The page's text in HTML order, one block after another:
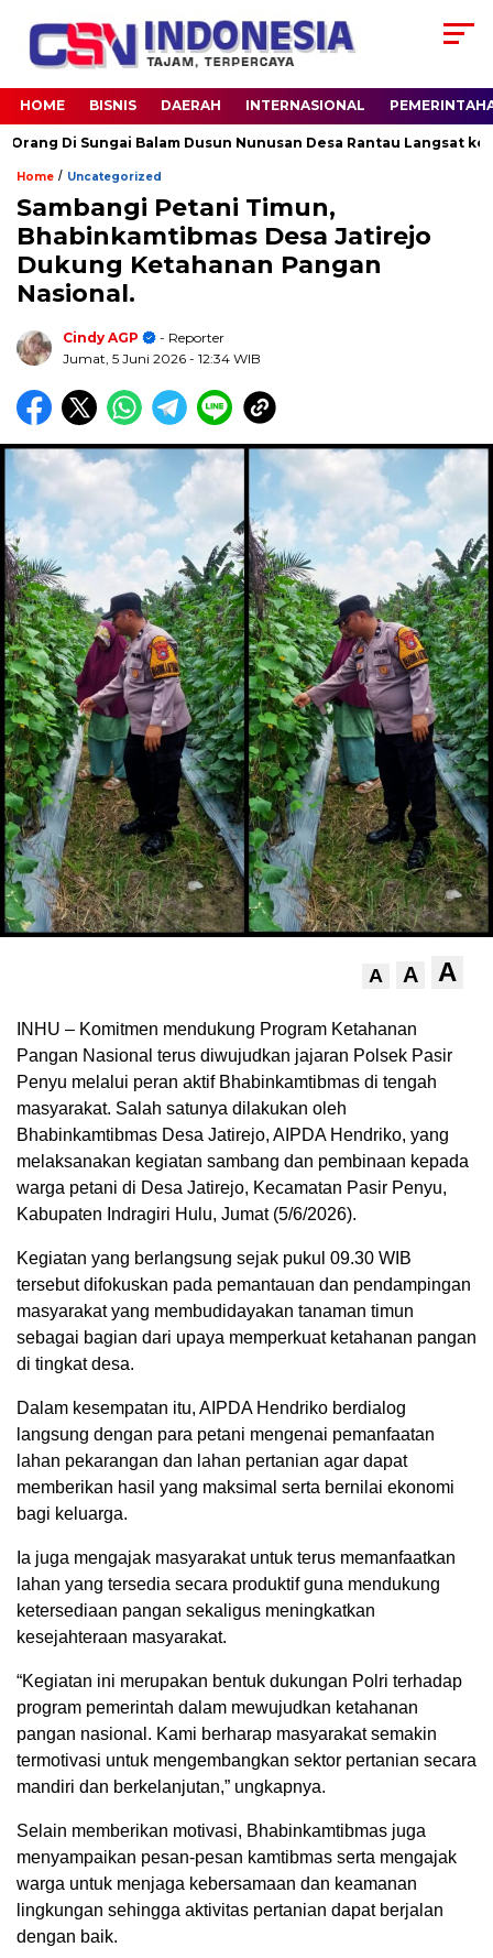
HOME BISNIS DAERAH INTERNASIONAL
Di Sungai Balam Dusun Nunusan Desa Rantau Langsat kec.
Home / Uncategorized
Sambangi Petani Timun,
Bhabinkamtibmas Desa Jatirejo
Dukung Ketahanan Pangan
Nasional.
Cindy AGP
- Reporter
Jumat, 5 Juni 2026 - 12:34 WIB
A A A
INHU – Komitmen mendukung Program Ketahanan
Pangan Nasional terus diwujudkan jajaran Polsek Pasir
Penyu melalui peran aktif Bhabinkamtibmas di tengah
masyarakat. Salah satunya dilakukan oleh
Bhabinkamtibmas Desa Jatirejo, AIPDA Hendriko, yang
melaksanakan kegiatan sambang dan pembinaan kepada
warga petani di Desa Jatirejo, Kecamatan Pasir Penyu,
Kabupaten Indragiri Hulu, Jumat (5/6/2026).
Kegiatan yang berlangsung sejak pukul 09.30 WIB
tersebut difokuskan pada pemantauan dan pendampingan
masyarakat yang membudidayakan tanaman timun
sebagai bagian dari upaya memperkuat ketahanan pangan
di tingkat desa.
Dalam kesempatan itu, AIPDA Hendriko berdialog
langsung dengan para petani mengenai pemanfaatan
lahan pekarangan dan lahan pertanian agar dapat
memberikan hasil yang maksimal serta bernilai ekonomi
bagi keluarga.
Ia juga mengajak masyarakat untuk terus memanfaatkan
lahan yang tersedia secara produktif guna mendukung
ketersediaan pangan sekaligus meningkatkan
kesejahteraan masyarakat.
“Kegiatan ini merupakan bentuk dukungan Polri terhadap
program pemerintah dalam mewujudkan ketahanan
pangan nasional. Kami berharap masyarakat semakin
termotivasi untuk mengembangkan sektor pertanian secara
mandiri dan berkelanjutan,” ungkapnya.
Selain memberikan motivasi, Bhabinkamtibmas juga
menyampaikan pesan-pesan kamtibmas serta mengajak
warga untuk menjaga kebersamaan dan keamanan
lingkungan sehingga aktivitas pertanian dapat berjalan
dengan baik.